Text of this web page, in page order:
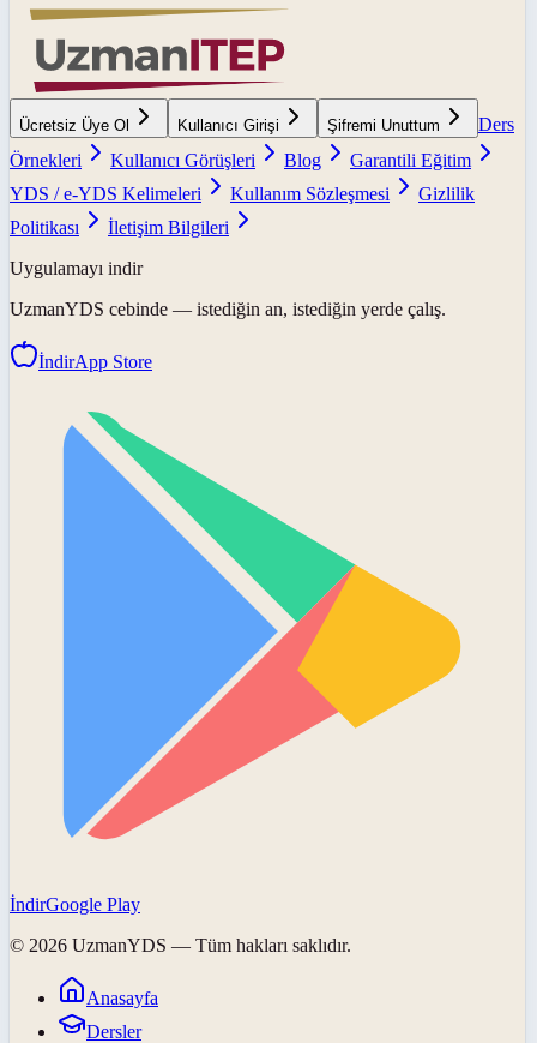
Ücretsiz Üye Ol Kullanıcı Girişi Şifremi Unuttum
Ders
Örnekleri
Kullanıcı Görüşleri Blog
Garantili Eğitim
YDS / e-YDS Kelimeleri
Kullanım Sözleşmesi
Gizlilik
Politikası
İletişim Bilgileri
Uygulamayı indir
UzmanYDS cebinde — istediğin an, istediğin yerde çalış.
İndirApp Store
İndirGoogle Play
© 2026 UzmanYDS — Tüm hakları saklıdır.
Anasayfa
Dersler